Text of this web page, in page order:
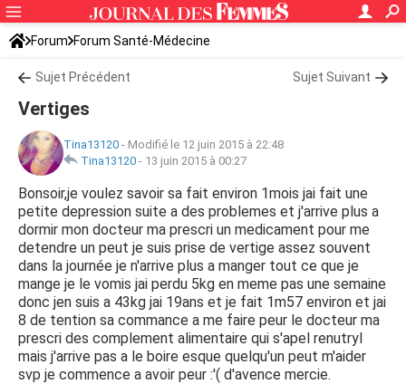
Forum Forum Santé-Médecine
Symptômes et maladies courantes
Sujet Précédent Sujet Suivant
Vertiges
Tina13120 - Modifié le 12 juin 2015 à 22:48
Tina13120 - 13 juin 2015 à 00:27
Bonsoir,je voulez savoir sa fait environ 1mois jai fait une
petite depression suite a des problemes et j'arrive plus a
dormir mon docteur ma prescri un medicament pour me
detendre un peut je suis prise de vertige assez souvent
dans la journée je n'arrive plus a manger tout ce que je
mange je le vomis jai perdu 5kg en meme pas une semaine
donc jen suis a 43kg jai 19ans et je fait 1m57 environ et jai
8 de tention sa commance a me faire peur le docteur ma
prescri des complement alimentaire qui s'apel renutryl
mais j'arrive pas a le boire esque quelqu'un peut m'aider
svp je commence a avoir peur :'( d'avence mercie.